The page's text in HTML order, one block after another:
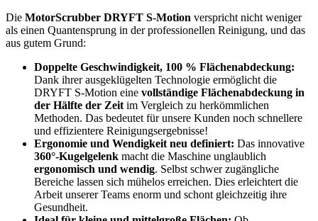
Die MotorScrubber DRYFT S-Motion verspricht nicht weniger
als einen Quantensprung in der professionellen Reinigung, und das
aus gutem Grund:
Doppelte Geschwindigkeit, 100 % Flächenabdeckung:
Dank ihrer ausgeklügelten Technologie ermöglicht die
DRYFT S-Motion eine vollständige Flächenabdeckung in
der Hälfte der Zeit im Vergleich zu herkömmlichen
Methoden. Das bedeutet für unsere Kunden noch schnellere
und effizientere Reinigungsergebnisse!
Ergonomie und Wendigkeit neu definiert: Das innovative
360°-Kugelgelenk macht die Maschine unglaublich
ergonomisch und wendig. Selbst schwer zugängliche
Bereiche lassen sich mühelos erreichen. Dies erleichtert die
Arbeit unserer Teams enorm und schont gleichzeitig ihre
Gesundheit.